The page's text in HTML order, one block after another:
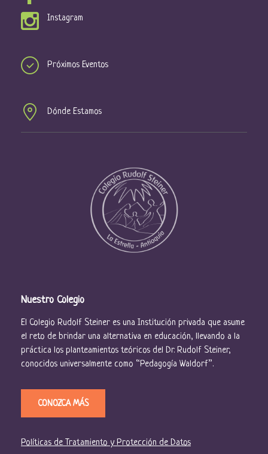
Instagram
Próximos Eventos
Dónde Estamos
Nuestro Colegio
El Colegio Rudolf Steiner es una Institución privada que asume
el reto de brindar una alternativa en educación, llevando a la
práctica los planteamientos teóricos del Dr. Rudolf Steiner,
conocidos universalmente como “Pedagogía Waldorf”.
CONOZCA MÁS
Políticas de Tratamiento y Protección de Datos